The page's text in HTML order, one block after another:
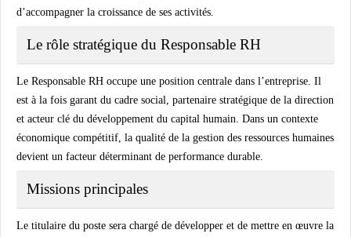
d’accompagner la croissance de ses activités.
Le rôle stratégique du Responsable RH
Le Responsable RH occupe une position centrale dans l’entreprise. Il
est à la fois garant du cadre social, partenaire stratégique de la direction
et acteur clé du développement du capital humain. Dans un contexte
économique compétitif, la qualité de la gestion des ressources humaines
devient un facteur déterminant de performance durable.
Missions principales
Le titulaire du poste sera chargé de développer et de mettre en œuvre la